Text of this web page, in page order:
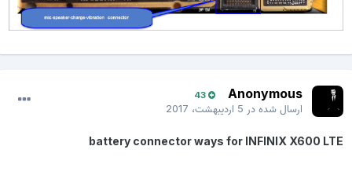
Anonymous
43
ارسال شده در5 اردیبهشت، 2017
battery connector ways for INFINIX X600 LTE